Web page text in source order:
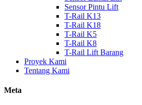
Sensor Pintu Lift
T-Rail K13
T-Rail K18
T-Rail K5
T-Rail K8
T-Rail Lift Barang
Proyek Kami
Tentang Kami
Meta